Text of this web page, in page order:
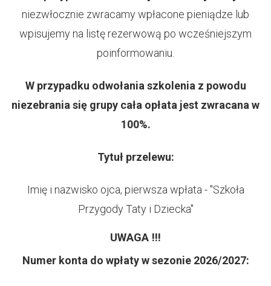
niezwłocznie zwracamy wpłacone pieniądze lub
wpisujemy na listę rezerwową po wcześniejszym
poinformowaniu.
W przypadku odwołania szkolenia z powodu
niezebrania się grupy cała opłata jest zwracana w
100%.
Tytuł przelewu:
Imię i nazwisko ojca, pierwsza wpłata - "Szkoła
Przygody Taty i Dziecka"
UWAGA !!!
Numer konta do wpłaty w sezonie 2026/2027: